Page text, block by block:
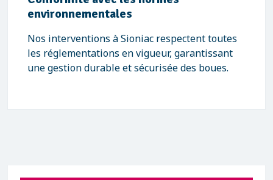
environnementales
Nos interventions à Sioniac respectent toutes
les réglementations en vigueur, garantissant
une gestion durable et sécurisée des boues.